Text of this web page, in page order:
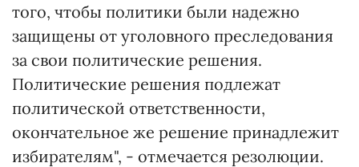
того, чтобы политики были надежно
защищены от уголовного преследования
за свои политические решения.
Политические решения подлежат
политической ответственности,
окончательное же решение принадлежит
избирателям", - отмечается резолюции.